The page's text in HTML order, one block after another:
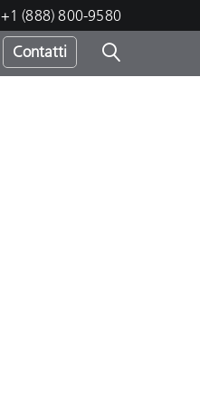
+1 (888) 800-9580
Contatti